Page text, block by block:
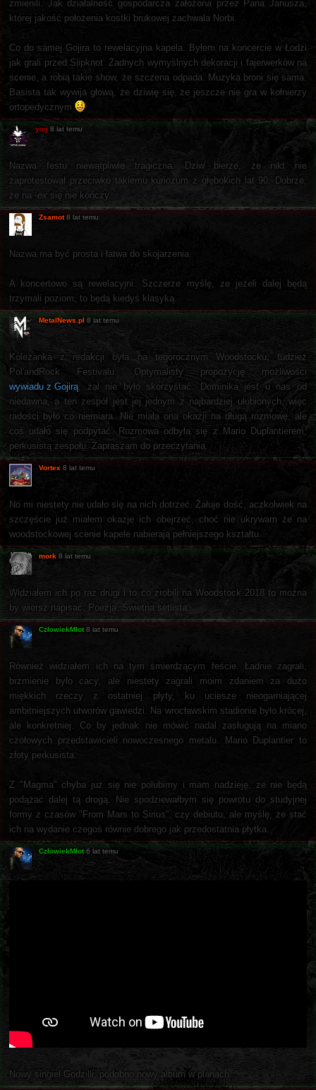
zmienili. Jak działalność gospodarcza założona przez Pana Janusza,
której jakość położenia kostki brukowej zachwala Norbi.
Co do samej Gojira to rewelacyjna kapela. Byłem na koncercie w Łodzi
jak grali przed Slipknot. Żadnych wymyślnych dekoracji i fajerwerków na
scenie, a robią takie show, że szczena odpada. Muzyka broni się sama.
Basista tak wywija głową, że dziwię się, że jeszcze nie gra w kołnierzy
ortopedycznym
yog 8 lat temu
Nazwa festu niewątpliwie tragiczna. Dziw bierze, że nikt nie
zaprotestował przeciwko takiemu kuriozum z głębokich lat 90. Dobrze,
że na -ex się nie kończy.
Zsamot 8 lat temu
Nazwa ma być prosta i łatwa do skojarzenia.
A koncertowo są rewelacyjni. Szczerze myślę, ze jeżeli dalej będą
trzymali poziom, to będą kiedyś klasyką.
MetalNews.pl 8 lat temu
Koleżanka z redakcji była na tegorocznym Woodstocku, tudzież
Pol'andRock Festivalu. Optymalisty propozycję możliwości
wywiadu z Gojirą , żal nie było skorzystać. Dominika jest u nas od
niedawna, a ten zespół jest jej jednym z najbardziej ulubionych, więc
radości było co niemiara. Nie miała ona okazji na długą rozmowę, ale
coś udało się podpytać. Rozmowa odbyła się z Mario Duplantierem,
perkusistą zespołu. Zapraszam do przeczytania.
Vortex 8 lat temu
No mi niestety nie udało się na nich dotrzeć. Żałuje dość, aczkolwiek na
szczęście już miałem okazje ich obejrzeć, choć nie ukrywam że na
woodstockowej scenie kapele nabierają pełniejszego kształtu.
mork 8 lat temu
Widziałem ich po raz drugi i to co zrobili na Woodstock 2018 to można
by wiersz napisać. Poezja. Świetna setlista.
CzłowiekMłot 8 lat temu
Również widziałem ich na tym śmierdzącym feście. Ładnie zagrali,
brzmienie było cacy, ale niestety zagrali moim zdaniem za dużo
miękkich rzeczy z ostatniej płyty, ku uciesze nieogarniającej
ambitniejszych utworów gawiedzi. Na wrocławskim stadionie było krócej,
ale konkretniej. Co by jednak nie mówić nadal zasługują na miano
czołowych przedstawicieli nowoczesnego metalu. Mario Duplantier to
złoty perkusista.
Z "Magma" chyba już się nie polubimy i mam nadzieję, ze nie będą
podążać dalej tą drogą. Nie spodziewałbym się powrotu do studyjnej
formy z czasów "From Mars to Sirius", czy debiutu, ale myślę, że stać
ich na wydanie czegoś równie dobrego jak przedostatnia płytka.
CzłowiekMłot 6 lat temu
Nowy singiel Godzilli, podobno nowy album w planach.